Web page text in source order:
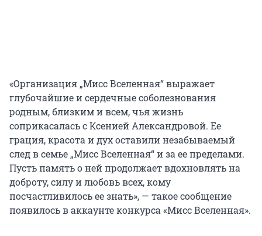
«Организация „Мисс Вселенная“ выражает
глубочайшие и сердечные соболезнования
родным, близким и всем, чья жизнь
соприкасалась с Ксенией Александровой. Ее
грация, красота и дух оставили незабываемый
след в семье „Мисс Вселенная“ и за ее пределами.
Пусть память о ней продолжает вдохновлять на
доброту, силу и любовь всех, кому
посчастливилось ее знать», — такое сообщение
появилось в аккаунте конкурса «Мисс Вселенная».